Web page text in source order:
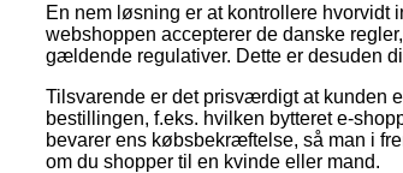
En nem løsning er at kontrollere hvorvidt
webshoppen accepterer de danske
gældende regulativer. Dette er desuden
Tilsvarende er det prisværdigt at kunden
bestillingen, f.eks. hvilken bytteret e-
bevarer ens købsbekræftelse, så man i
om du shopper til en kvinde eller mand.